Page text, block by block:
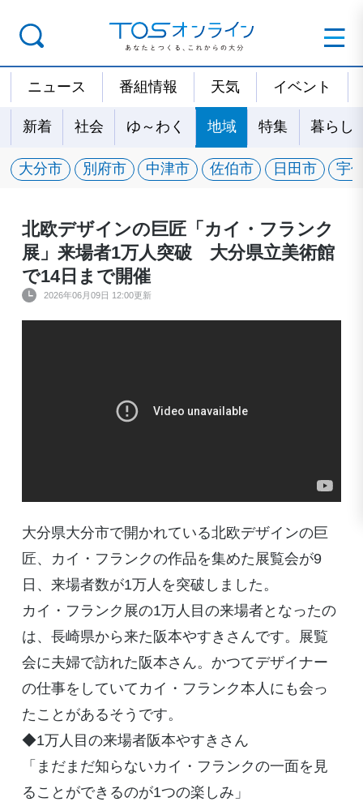
ニュース 番組情報 天気 イベント
新着 社会 ゆ～わく 地域 特集 暮らし
大分市 別府市 中津市 佐伯市 日田市 宇
北欧デザインの巨匠「カイ・フランク
展」来場者1万人突破 大分県立美術館
で14日まで開催
2026年06月09日 12:00更新
大分県大分市で開かれている北欧デザインの巨
匠、カイ・フランクの作品を集めた展覧会が9
日、来場者数が1万人を突破しました。
カイ・フランク展の1万人目の来場者となったの
は、長崎県から来た阪本やすきさんです。展覧
会に夫婦で訪れた阪本さん。かつてデザイナー
の仕事をしていてカイ・フランク本人にも会っ
たことがあるそうです。
◆1万人目の来場者阪本やすきさん
「まだまだ知らないカイ・フランクの一面を見
ることができるのが1つの楽しみ」